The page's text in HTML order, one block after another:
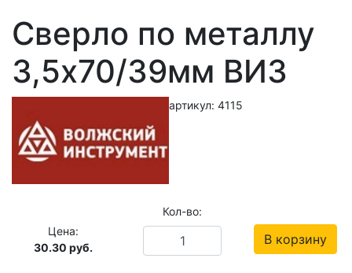
Сверло по металлу
3,5х70/39мм ВИЗ
артикул: 4115
Цена:
30.30 руб.
Кол-во:
В корзину